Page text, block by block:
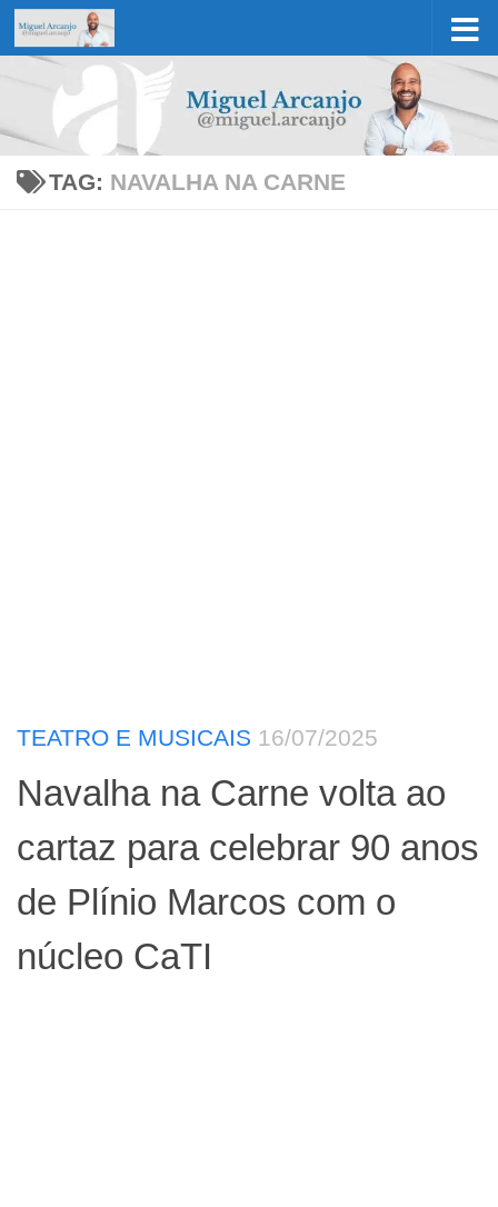
Skip to content
TAG: NAVALHA NA CARNE
TEATRO E MUSICAIS 16/07/2025
Navalha na Carne volta ao
cartaz para celebrar 90 anos
de Plínio Marcos com o
núcleo CaTI